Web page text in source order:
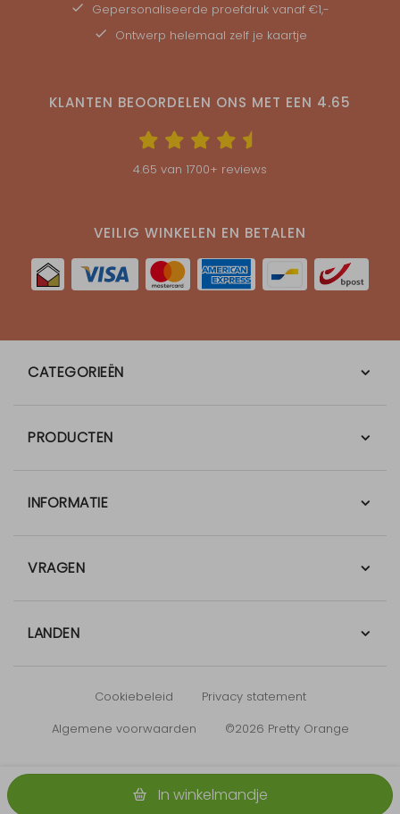
In winkelmandje
Gepersonaliseerde proefdruk vanaf €1,-
Ontwerp helemaal zelf je kaartje
KLANTEN BEOORDELEN ONS MET EEN 4.65
4.65 van 1700+ reviews
VEILIG WINKELEN EN BETALEN
CATEGORIEËN
PRODUCTEN
INFORMATIE
VRAGEN
LANDEN
Cookiebeleid
Privacy statement
Algemene voorwaarden
©2026 Pretty Orange